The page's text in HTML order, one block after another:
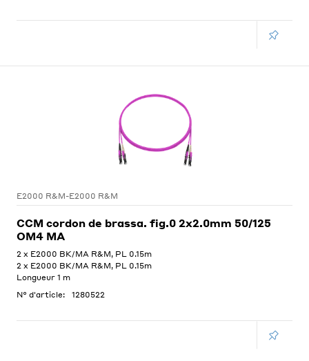
E2000 R&M-E2000 R&M
CCM cordon de brassa. fig.0 2x2.0mm 50/125
OM4 MA
2 x E2000 BK/MA R&M, PL 0.15m
2 x E2000 BK/MA R&M, PL 0.15m
Longueur 1 m
N° d'article:
1280522